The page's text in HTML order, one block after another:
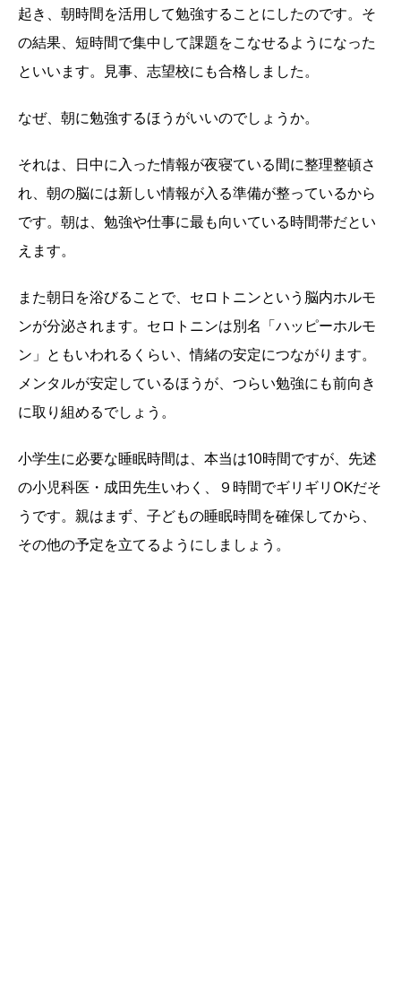
起き、朝時間を活用して勉強することにしたのです。そ
の結果、短時間で集中して課題をこなせるようになった
といいます。見事、志望校にも合格しました。
なぜ、朝に勉強するほうがいいのでしょうか。
それは、日中に入った情報が夜寝ている間に整理整頓さ
れ、朝の脳には新しい情報が入る準備が整っているから
です。朝は、勉強や仕事に最も向いている時間帯だとい
えます。
また朝日を浴びることで、セロトニンという脳内ホルモ
ンが分泌されます。セロトニンは別名「ハッピーホルモ
ン」ともいわれるくらい、情緒の安定につながります。
メンタルが安定しているほうが、つらい勉強にも前向き
に取り組めるでしょう。
小学生に必要な睡眠時間は、本当は10時間ですが、先述
の小児科医・成田先生いわく、９時間でギリギリOKだそ
うです。親はまず、子どもの睡眠時間を確保してから、
その他の予定を立てるようにしましょう。